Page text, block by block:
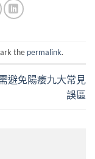
the permalink.
避免陽痿九大常見
誤區